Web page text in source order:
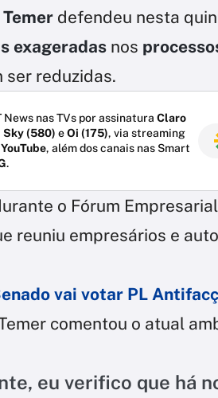
defendeu nesta
exageradas nos
ser reduzidas.
News nas TVs por assinatura Claro
Sky (580) eOi (175), via streaming
YouTube, além dos canais nas Smart
.
o Fórum
reuniu empresários e
vai votar PL
comentou o atual
eu verifico que há